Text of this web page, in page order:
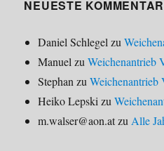
NEUESTE
Daniel Schlegelzu
ManuelzuWeichenantrieb
StephanzuWeichenantrieb
Heiko Lepskizu
m.walser@aon.atzuAlle